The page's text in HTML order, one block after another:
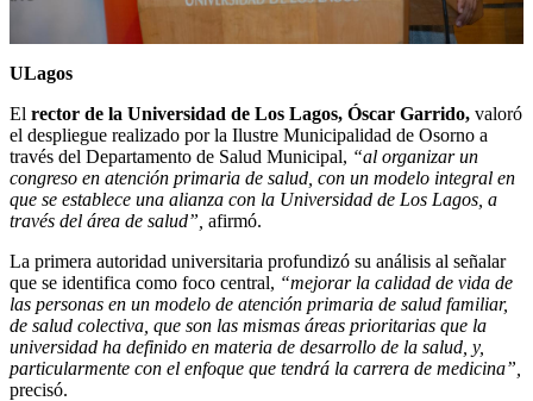
ULagos
El rector de la Universidad de Los Lagos, Óscar Garrido, valoró
el despliegue realizado por la Ilustre Municipalidad de Osorno a
través del Departamento de Salud Municipal, “al organizar un
congreso en atención primaria de salud, con un modelo integral en
que se establece una alianza con la Universidad de Los Lagos, a
través del área de salud”, afirmó.
La primera autoridad universitaria profundizó su análisis al señalar
que se identifica como foco central, “mejorar la calidad de vida de
las personas en un modelo de atención primaria de salud familiar,
de salud colectiva, que son las mismas áreas prioritarias que la
universidad ha definido en materia de desarrollo de la salud, y,
particularmente con el enfoque que tendrá la carrera de medicina”,
precisó.